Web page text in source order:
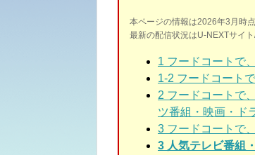
本ページの情報は2026年3月時点
最新の配信状況はU-NEXTサイ
1 フードコートで
1-2 フードコート
2 フードコートで
ツ番組・映画・ド
3 フードコートで
3 人気テレビ番組